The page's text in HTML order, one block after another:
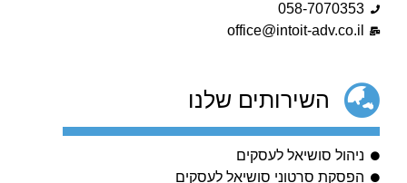
058-7070353
office@intoit-adv.co.il
השירותים שלנו
ניהול סושיאל לעסקים
הפסקת סרטוני סושיאל לעסקים